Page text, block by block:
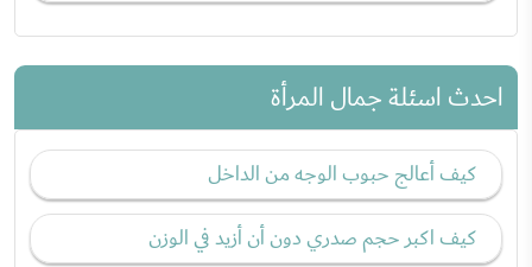
احدث اسئلة جمال المرأة
كيف أعالج حبوب الوجه من الداخل
كيف اكبر حجم صدري دون أن أزيد في الوزن